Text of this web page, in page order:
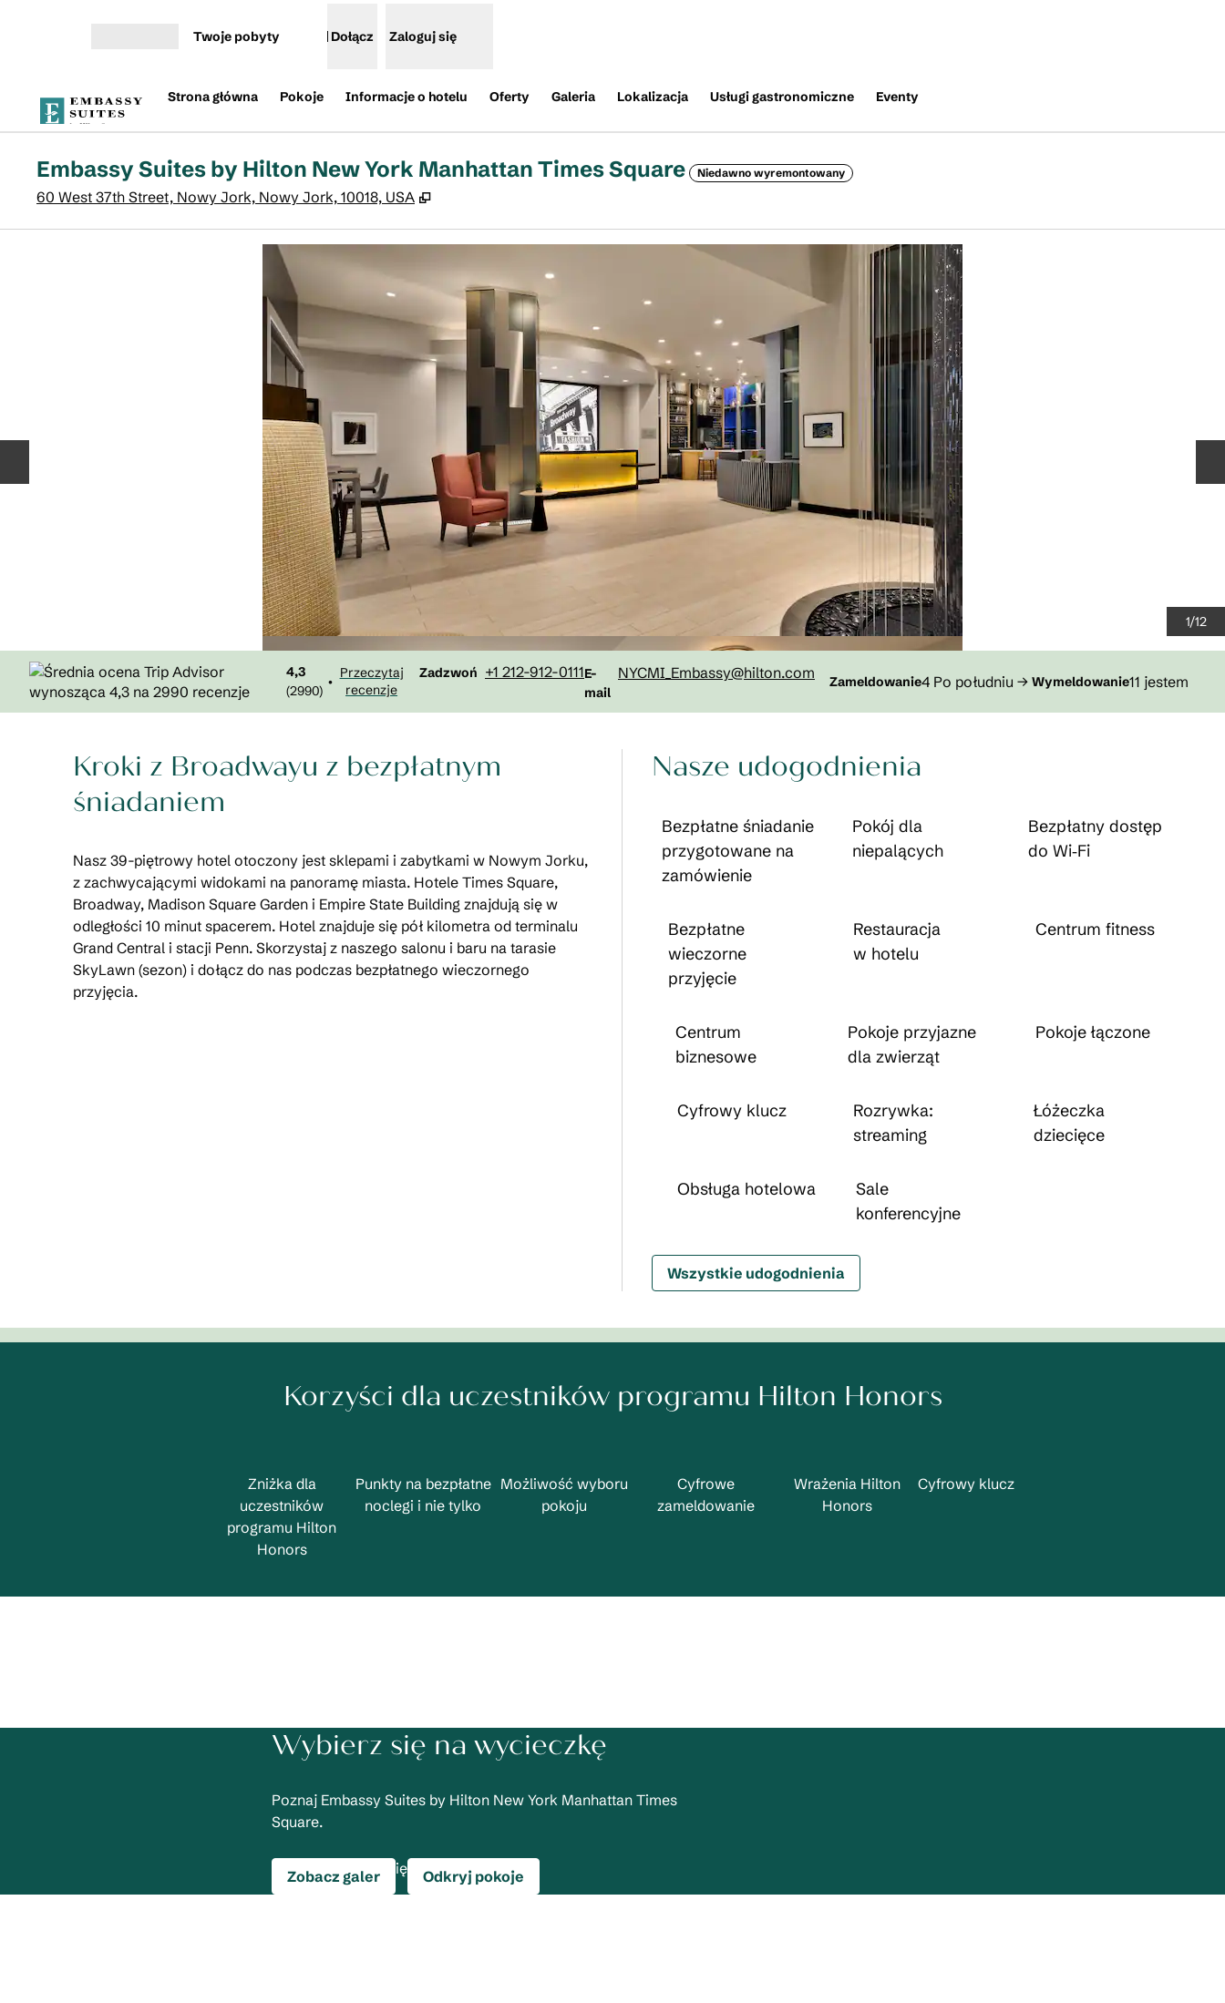
Twoje pobyty Dołącz Zaloguj się
Strona główna Pokoje Informacje o hotelu Oferty Galeria Lokalizacja Usługi gastronomiczne Eventy
Embassy Suites by Hilton New York Manhattan Times Square Niedawno wyremontowany
60 West 37th Street, Nowy Jork, Nowy Jork, 10018, USA ,
1/12
4,3
(2990)
•
Przeczytaj
recenzje
Zadzwoń
Rozmowa +1 212-912-0111E-
mail
EmailNYCMI_Embassy@hilton.com Zameldowanie4 Po południu → Wymeldowanie11 jestem
Kroki z Broadwayu z bezpłatnym
śniadaniem
Nasz 39-piętrowy hotel otoczony jest sklepami i zabytkami w Nowym Jorku,
z zachwycającymi widokami na panoramę miasta. Hotele Times Square,
Broadway, Madison Square Garden i Empire State Building znajdują się w
odległości 10 minut spacerem. Hotel znajduje się pół kilometra od terminalu
Grand Central i stacji Penn. Skorzystaj z naszego salonu i baru na tarasie
SkyLawn (sezon) i dołącz do nas podczas bezpłatnego wieczornego
przyjęcia.
Nasze udogodnienia
Bezpłatne śniadanie
przygotowane na
zamówienie
Pokój dla
niepalących
Bezpłatny dostęp
do Wi‑Fi
Bezpłatne
wieczorne
przyjęcie
Restauracja
w hotelu
Centrum fitness
Centrum
biznesowe
Pokoje przyjazne
dla zwierząt
Pokoje łączone
Cyfrowy klucz
Rozrywka:
streaming
Łóżeczka
dziecięce
Obsługa hotelowa
Sale
konferencyjne
Wszystkie udogodnienia
Korzyści dla uczestników programu Hilton Honors
Zniżka dla
uczestników
programu Hilton
Honors
Punkty na bezpłatne
noclegi i nie tylko
Możliwość wyboru
pokoju
Cyfrowe
zameldowanie
Wrażenia Hilton
Honors
Cyfrowy klucz
Wybierz się na wycieczkę
Poznaj Embassy Suites by Hilton New York Manhattan Times
Square.
Zobacz galer ię Odkryj pokoje